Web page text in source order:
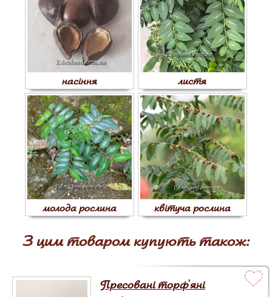
насіння листя
молода рослина квітуча рослина
З цим товаром купують також:
Пресовані торф'яні